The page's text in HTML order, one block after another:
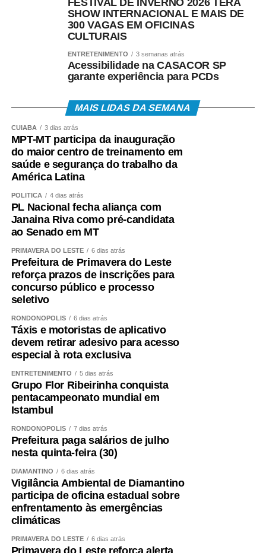
FESTIVAL DE INVERNO 2026 TERÁ
SHOW INTERNACIONAL E MAIS DE
300 VAGAS EM OFICINAS
CULTURAIS
ENTRETENIMENTO 3 semanas atrás
Acessibilidade na CASACOR SP
garante experiência para PCDs
MAIS LIDAS DA SEMANA
CUIABÁ 3 dias atrás
MPT-MT participa da inauguração
do maior centro de treinamento em
saúde e segurança do trabalho da
América Latina
POLÍTICA 4 dias atrás
PL Nacional fecha aliança com
Janaina Riva como pré-candidata
ao Senado em MT
PRIMAVERA DO LESTE 6 dias atrás
Prefeitura de Primavera do Leste
reforça prazos de inscrições para
concurso público e processo
seletivo
RONDONÓPOLIS 6 dias atrás
Táxis e motoristas de aplicativo
devem retirar adesivo para acesso
especial à rota exclusiva
ENTRETENIMENTO 5 dias atrás
Grupo Flor Ribeirinha conquista
pentacampeonato mundial em
Istambul
RONDONÓPOLIS 7 dias atrás
Prefeitura paga salários de julho
nesta quinta-feira (30)
DIAMANTINO 6 dias atrás
Vigilância Ambiental de Diamantino
participa de oficina estadual sobre
enfrentamento às emergências
climáticas
PRIMAVERA DO LESTE 6 dias atrás